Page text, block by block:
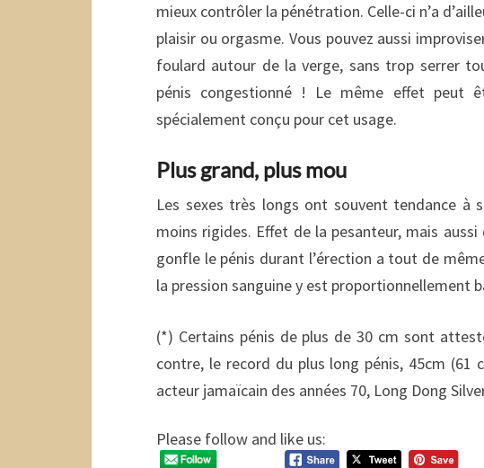
mieux contrôler la pénétration. Celle-ci n’a
plaisir ou orgasme. Vous pouvez aussi
foulard autour de la verge, sans trop serrer
pénis congestionné ! Le même effet peut
spécialement conçu pour cet usage.
Plus grand, plus mou
Les sexes très longs ont souvent tendance
moins rigides. Effet de la pesanteur, mais
gonfle le pénis durant l’érection a tout de
la pression sanguine y est proportionnellement
(*) Certains pénis de plus de 30 cm sont
contre, le record du plus long pénis, 45cm (61
acteur jamaïcain des années 70, Long Dong
Please follow and like us: